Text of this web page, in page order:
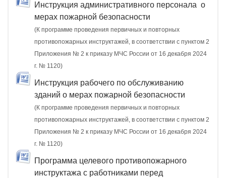
Инструкция административного персонала о
мерах пожарной безопасности
(К программе проведения первичных и повторных
противопожарных инструктажей, в соответствии с пунктом 2
Приложения № 2 к приказу МЧС России от 16 декабря 2024
г. № 1120)
Инструкция рабочего по обслуживанию
зданий о мерах пожарной безопасности
(К программе проведения первичных и повторных
противопожарных инструктажей, в соответствии с пунктом 2
Приложения № 2 к приказу МЧС России от 16 декабря 2024
г. № 1120)
Программа целевого противопожарного
инструктажа с работниками перед